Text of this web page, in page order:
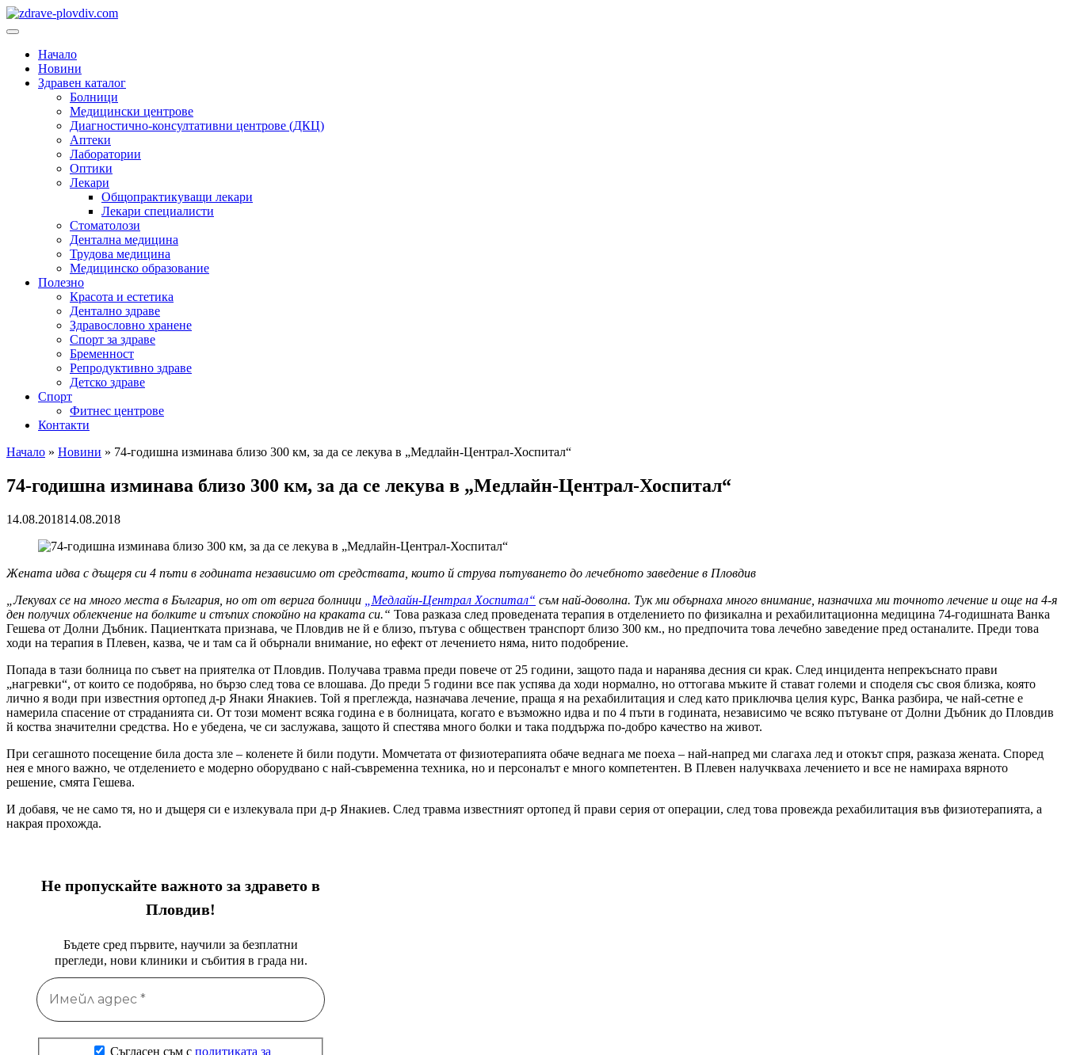
Преминете
към
Основно
Начало
Новини
Здравен каталог
Болници
Медицински центрове
Диагностично-консултативни центрове (ДКЦ)
Аптеки
Лаборатории
Оптики
Лекари
Общопрактикуващи лекари
Лекари специалисти
Стоматолози
Дентална медицина
Трудова медицина
Медицинско образование
Полезно
Красота и естетика
Дентално здраве
Здравословно хранене
Спорт за здраве
Бременност
Репродуктивно здраве
Детско здраве
Спорт
Фитнес центрове
Контакти
Начало » Новини » 74-годишна изминава близо 300 км, за да се лекува в „Медлайн-Централ-Хоспитал“
74-годишна изминава близо 300 км, за да се лекува в „Медлайн-Централ-Хоспитал“
14.08.201814.08.2018
Жената идва с дъщеря си 4 пъти в годината независимо от средствата, които й струва пътуването до лечебното заведение в Пловдив
„Лекувах се на много места в България, но от от верига болници
„Медлайн-Централ Хоспитал“ съм най-доволна. Тук ми обърнаха много внимание, назначиха ми точното лечение и още на 4-я
ден получих облекчение на болките и стъпих спокойно на краката си.“ Това разказа след проведената терапия в отделението по физикална и рехабилитационна медицина 74-годишната Ванка
Гешева от Долни Дъбник. Пациентката признава, че Пловдив не й е близо, пътува с обществен транспорт близо 300 км., но предпочита това лечебно заведение пред останалите. Преди това
ходи на терапия в Плевен, казва, че и там са й обърнали внимание, но ефект от лечението няма, нито подобрение.
Попада в тази болница по съвет на приятелка от Пловдив. Получава травма преди повече от 25 години, защото пада и наранява десния си крак. След инцидента непрекъснато прави
„нагревки“, от които се подобрява, но бързо след това се влошава. До преди 5 години все пак успява да ходи нормално, но оттогава мъките й стават големи и споделя със своя близка, която
лично я води при известния ортопед д-р Янаки Янакиев. Той я преглежда, назначава лечение, праща я на рехабилитация и след като приключва целия курс, Ванка разбира, че най-сетне е
намерила спасение от страданията си. От този момент всяка година е в болницата, когато е възможно идва и по 4 пъти в годината, независимо че всяко пътуване от Долни Дъбник до Пловдив
й коства значителни средства. Но е убедена, че си заслужава, защото й спестява много болки и така поддържа по-добро качество на живот.
При сегашното посещение била доста зле – коленете й били подути. Момчетата от физиотерапията обаче веднага ме поеха – най-напред ми слагаха лед и отокът спря, разказа жената. Според
нея е много важно, че отделението е модерно оборудвано с най-съвременна техника, но и персоналът е много компетентен. В Плевен налучкваха лечението и все не намираха вярното
решение, смята Гешева.
И добавя, че не само тя, но и дъщеря си е излекувала при д-р Янакиев. След травма известният ортопед й прави серия от операции, след това провежда рехабилитация във физиотерапията, а
накрая прохожда.
Не пропускайте важното за здравето в
Пловдив!
Бъдете сред първите, научили за безплатни
прегледи, нови клиники и събития в града ни.
Съгласен съм с политиката за